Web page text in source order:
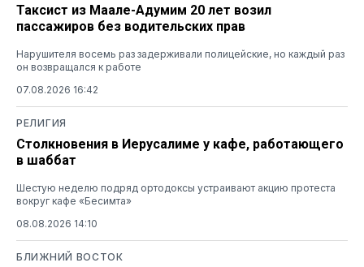
Таксист из Маале-Адумим 20 лет возил
пассажиров без водительских прав
Нарушителя восемь раз задерживали полицейские, но каждый раз
он возвращался к работе
07.08.2026 16:42
РЕЛИГИЯ
Столкновения в Иерусалиме у кафе, работающего
в шаббат
Шестую неделю подряд ортодоксы устраивают акцию протеста
вокруг кафе «Бесимта»
08.08.2026 14:10
БЛИЖНИЙ ВОСТОК